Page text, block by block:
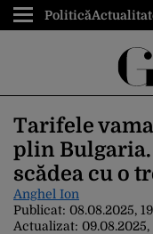
Politică
Tarifele
plin Bulgaria.
scădea cu o
Anghel Ion
Publicat: 08.08.2025,
Actualizat: